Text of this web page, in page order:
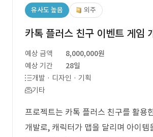
유사도 높음 외주
카톡 플러스 친구 이벤트 게임
예상 금액
8,000,000원
예상 기간
28일
개발 · 디자인 · 기획
기타
프로젝트는 카톡 플러스 친구를 활용
개발로, 캐릭터가 맵을 달리며 아이템